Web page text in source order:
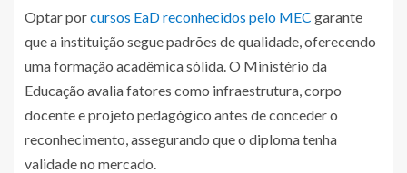
Optar porcursos EaD reconhecidos pelo MEC garante
que a instituição segue padrões de qualidade, oferecendo
uma formação acadêmica sólida. O Ministério da
Educação avalia fatores como infraestrutura, corpo
docente e projeto pedagógico antes de conceder o
reconhecimento, assegurando que o diploma tenha
validade no mercado.